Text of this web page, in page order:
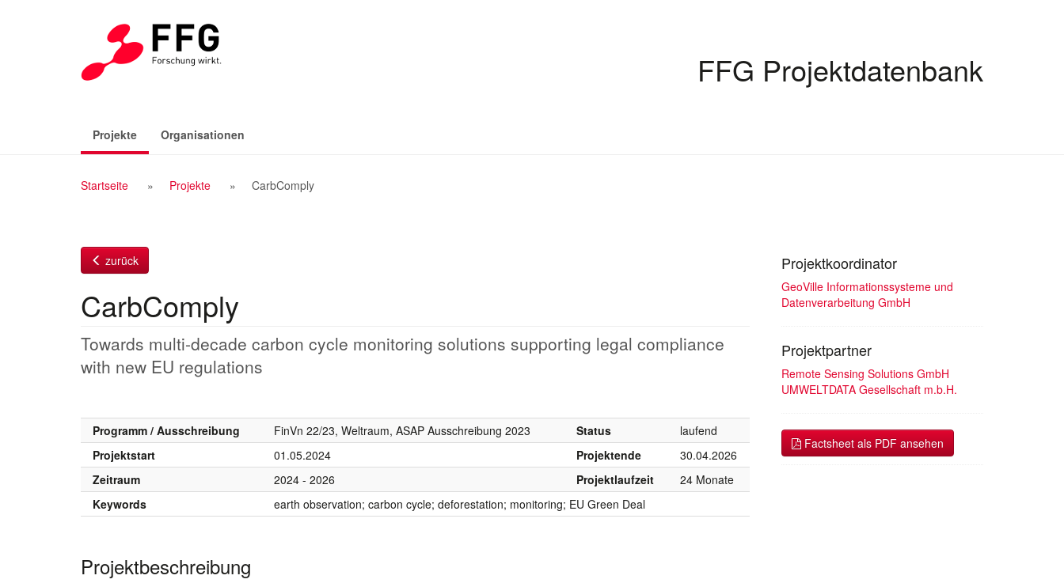
FFG Projektdatenbank
Projekte(aktiv)Organisationen
Breadcrumb
Startseite Projekte CarbComply
zurück
CarbComply
Towards multi-decade carbon cycle monitoring solutions supporting legal compliance
with new EU regulations
Programm / Ausschreibung FinVn 22/23, Weltraum, ASAP Ausschreibung 2023 Status
laufend
Projektstart
01.05.2024 Projektende
30.04.2026
Zeitraum
2024 - 2026 Projektlaufzeit
24 Monate
Keywords
earth observation; carbon cycle; deforestation; monitoring; EU Green Deal
Projektbeschreibung
Projektkoordinator
GeoVille Informationssysteme und
Datenverarbeitung GmbH
Projektpartner
Remote Sensing Solutions GmbH
UMWELTDATA Gesellschaft m.b.H.
Factsheet als PDF ansehen